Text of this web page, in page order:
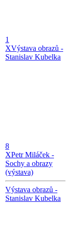
1
XVýstava obrazů -
Stanislav Kubelka
8
XPetr Miláček -
Sochy a obrazy
(výstava)
Výstava obrazů -
Stanislav Kubelka